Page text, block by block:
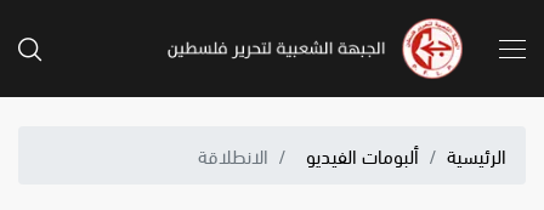
الرئيسية ألبومات الفيديو الانطلاقة